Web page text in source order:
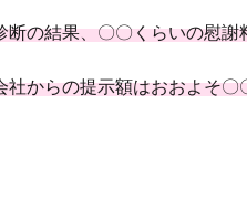
断の結果、〇〇くらいの慰謝
社からの提示額はおおよそ